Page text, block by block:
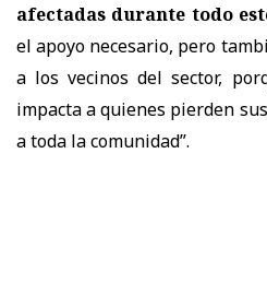
afectadas durante todo
el apoyo necesario, pero
a los vecinos del sector,
impacta a quienes pierden
a toda la comunidad”.